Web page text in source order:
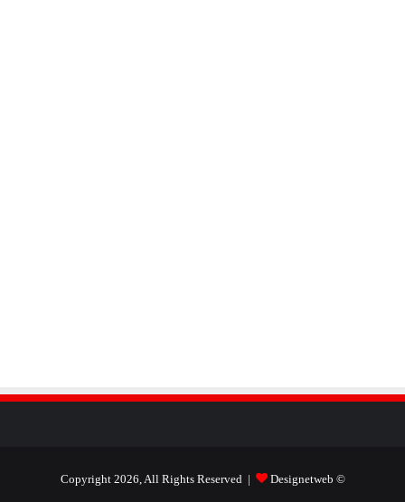
© Copyright 2026, All Rights Reserved |
Designetweb